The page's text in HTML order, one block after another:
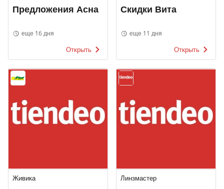
Предложения Асна
еще 16 дня
Открыть
Скидки Вита
еще 11 дня
Открыть
Живика Линзмастер